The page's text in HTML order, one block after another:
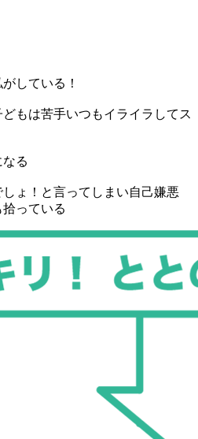
している！
もは苦手いつもイライラしてス
る
ょ！と言ってしまい自己嫌悪
っている